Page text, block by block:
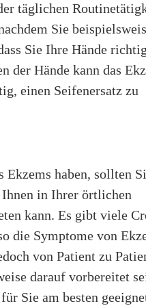
täglichen
Sie
Sie Ihre Hände richtig
der Hände kann das
einen Seifenersatz zu
Ekzems haben, sollten
in Ihrer örtlichen
kann. Es gibt viele
die Symptome von
von Patient zu
darauf vorbereitet
Sie am besten